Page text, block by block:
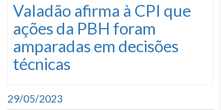
Valadão afirma à CPI que
ações da PBH foram
amparadas em decisões
técnicas
29/05/2023